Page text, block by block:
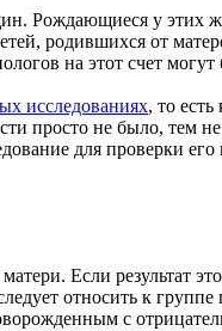
Рождающиеся у
родившихся от
на этот счет
исследованиях, то
просто не было, тем
для проверки его
Если результат
относить к
с